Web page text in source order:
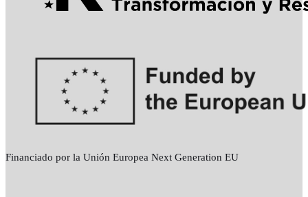
Financiado por la Unión Europea Next Generation EU